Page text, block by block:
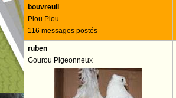
bouvreuil
Piou Piou
116 messages postés
ruben
Gourou Pigeonneux